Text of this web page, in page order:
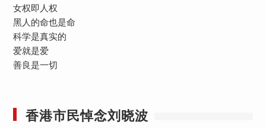
女权即人权
黑人的命也是命
科学是真实的
爱就是爱
善良是一切
香港市民悼念刘晓波